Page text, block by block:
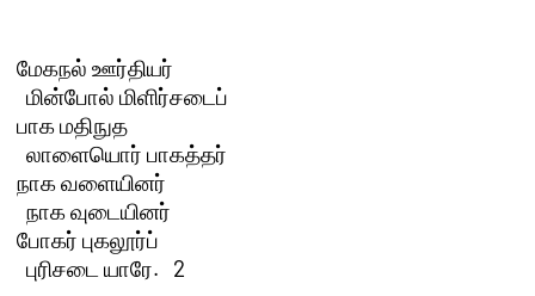
மேகநல் ஊர்தியர்
  மின்போல் மிளிர்சடைப்
பாக மதிநுத
  லாளையொர் பாகத்தர்
நாக வளையினர்
  நாக வுடையினர்
போகர் புகலூர்ப்
  புரிசடை யாரே.   2